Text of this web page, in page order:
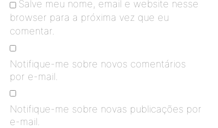
Salve meu nome, email e website nesse
browser para a próxima vez que eu
comentar.
Notifique-me sobre novos comentários
por e-mail.
Notifique-me sobre novas publicações por
e-mail.